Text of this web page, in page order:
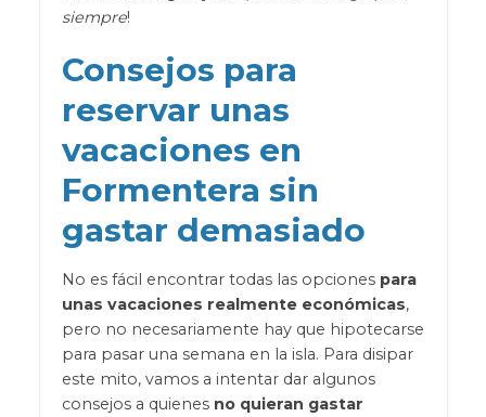
siempre!
Consejos para
reservar unas
vacaciones en
Formentera sin
gastar demasiado
No es fácil encontrar todas las opciones para
unas vacaciones realmente económicas,
pero no necesariamente hay que hipotecarse
para pasar una semana en la isla. Para disipar
este mito, vamos a intentar dar algunos
consejos a quienes no quieran gastar